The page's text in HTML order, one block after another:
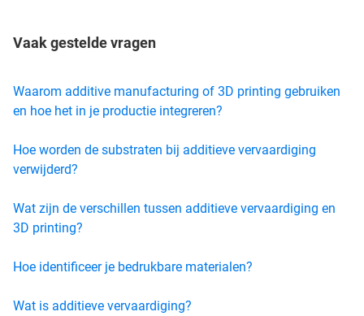
Vaak gestelde vragen
Waarom additive manufacturing of 3D printing gebruiken
en hoe het in je productie integreren?
Hoe worden de substraten bij additieve vervaardiging
verwijderd?
Wat zijn de verschillen tussen additieve vervaardiging en
3D printing?
Hoe identificeer je bedrukbare materialen?
Wat is additieve vervaardiging?